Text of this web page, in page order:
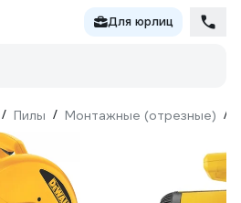
Для юрлиц
/ Пилы / Монтажные (отрезные) /